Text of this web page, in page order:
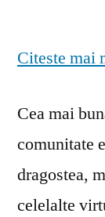
Citeste mai
Cea mai
comunitate
dragostea,
celelalte